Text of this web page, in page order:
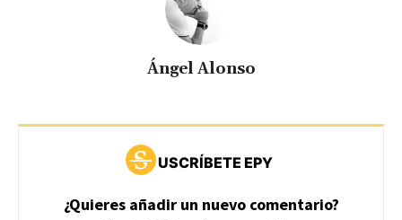
Ángel Alonso
USCRÍBETE EPY
¿Quieres añadir un nuevo comentario?